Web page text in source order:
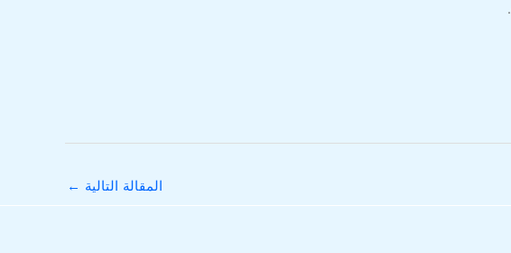
المقالة التالية ←